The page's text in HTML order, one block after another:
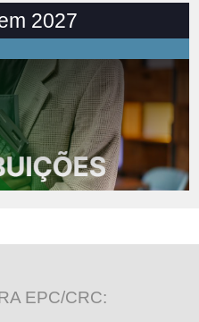
2027
EPC/CRC: